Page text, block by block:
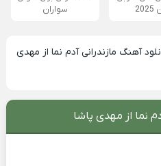
سواران
آهنگ مازندرانی آدم نما از مهدی
نما از مهدی پاشا